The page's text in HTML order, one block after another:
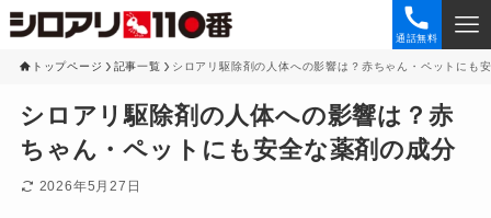
通話無料
トップページ 記事一覧 シロアリ駆除剤の人体への影響は？赤ちゃん・ペットにも
シロアリ駆除剤の人体への影響は？赤
ちゃん・ペットにも安全な薬剤の成分
2026年5月27日